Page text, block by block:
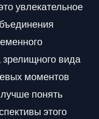
увлекательное
зрелищного вида
моментов
понять
этого